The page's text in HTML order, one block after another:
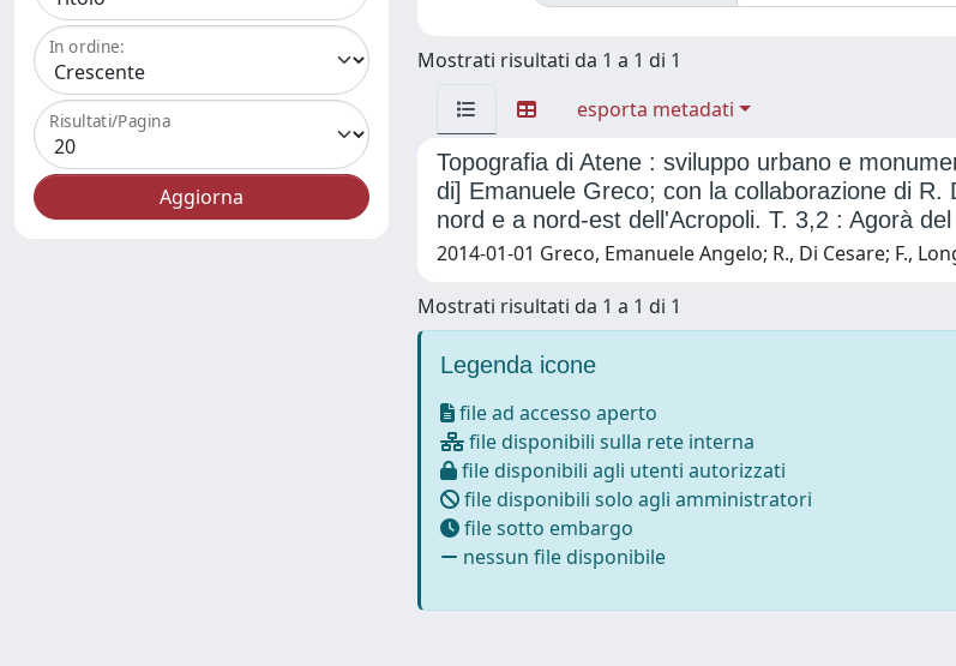
In ordine:
Risultati/Pagina
Mostrati risultati da 1 a 1 di 1
esporta metadati
Topografia di Atene : sviluppo urbano e
di] Emanuele Greco; con la collaborazione di
nord e a nord-est dell'Acropoli. T. 3,2 : Agorà
2014-01-01 Greco, Emanuele Angelo; R., Di Cesare; F.,
Mostrati risultati da 1 a 1 di 1
Legenda icone
file ad accesso aperto
file disponibili sulla rete interna
file disponibili agli utenti autorizzati
file disponibili solo agli amministratori
file sotto embargo
nessun file disponibile